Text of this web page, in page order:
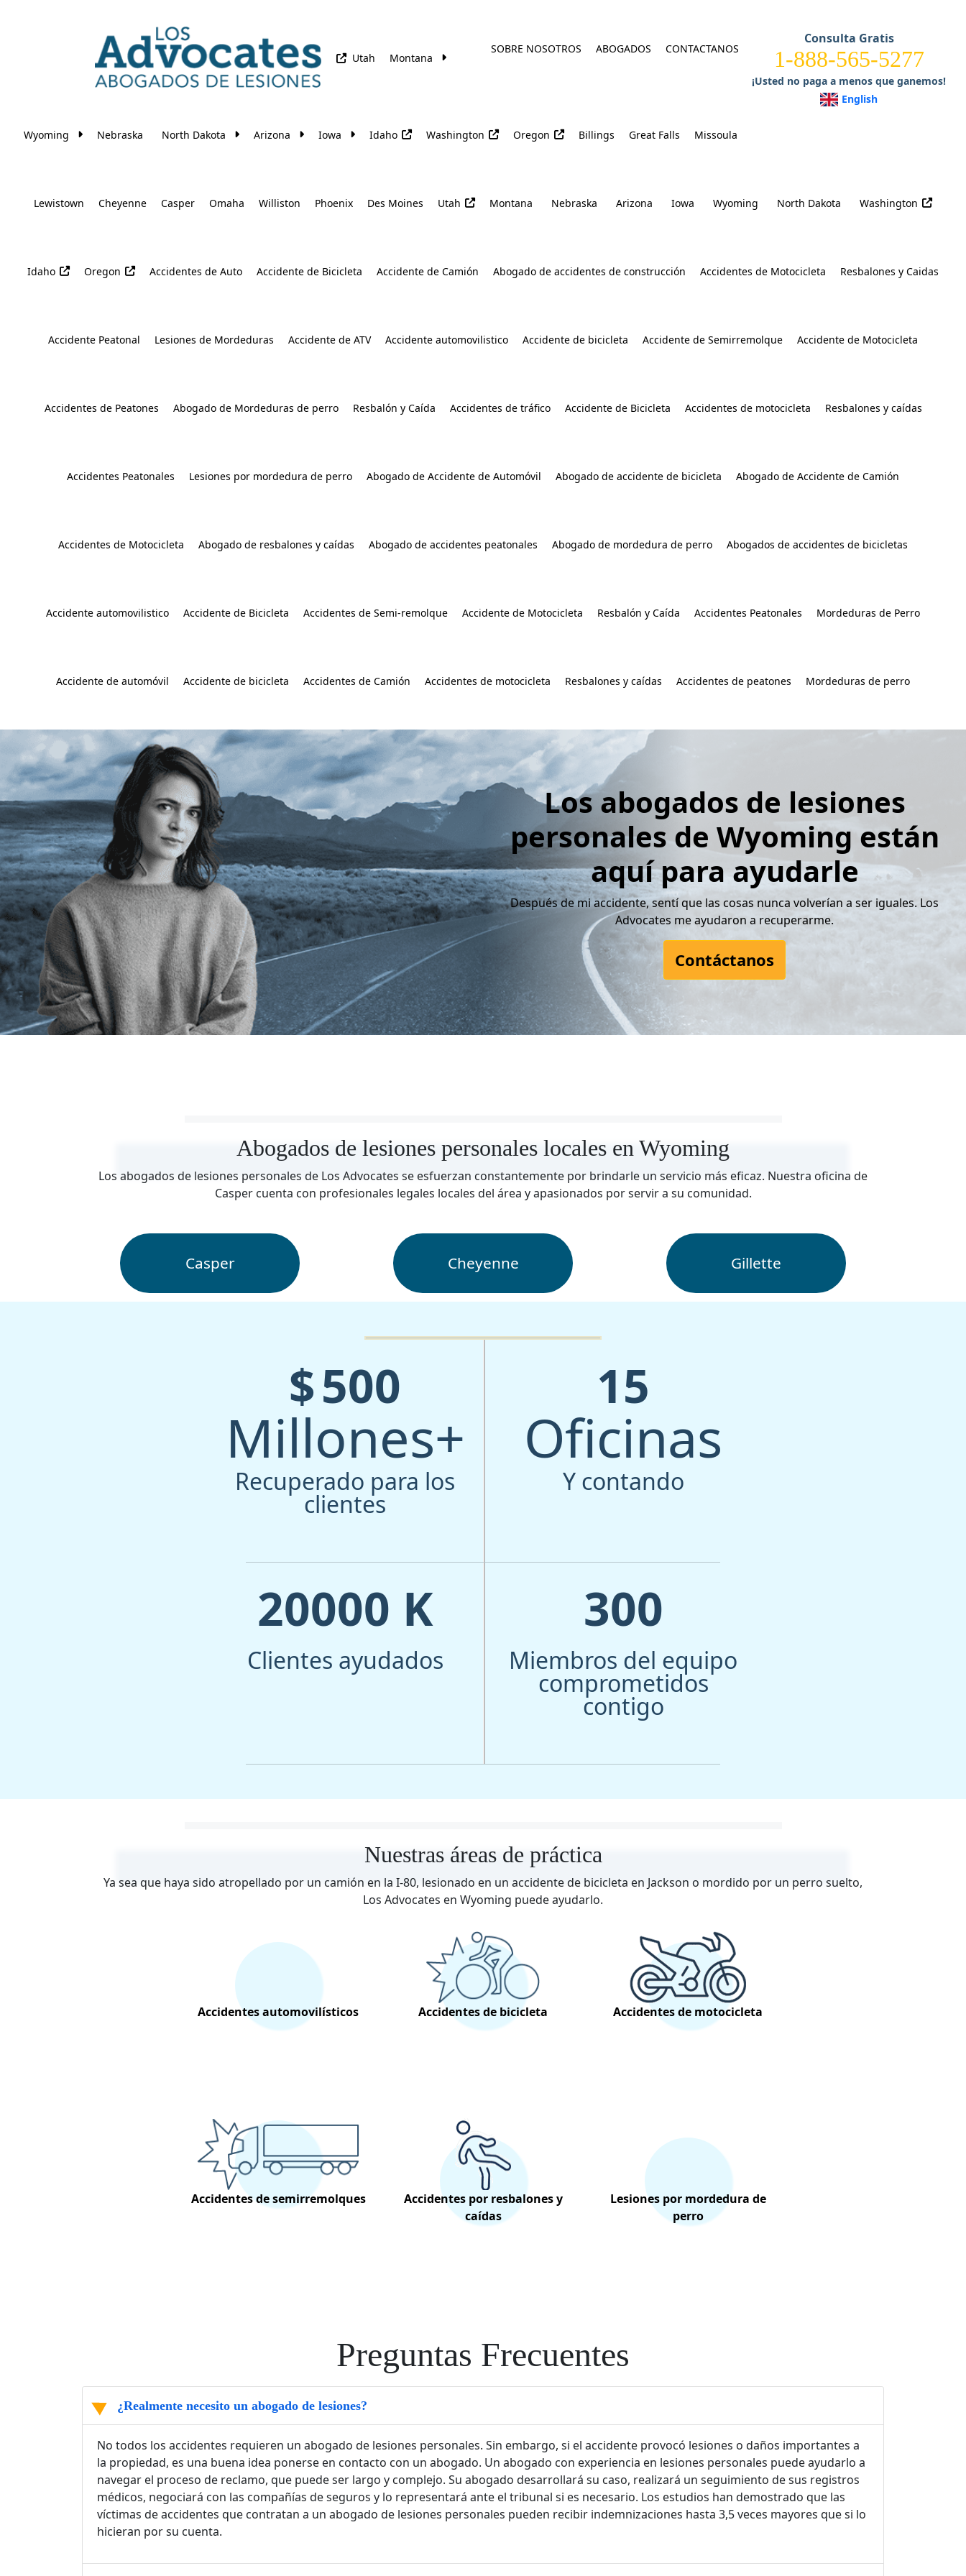
Consulta Gratis
1-888-565-5277
¡Usted no paga a menos que ganemos!
English
CONTACTANOS
ABOGADOS
SOBRE NOSOTROS
Utah Montana
Wyoming Nebraska North Dakota Arizona Iowa Idaho Washington Oregon Billings Great Falls Missoula
Lewistown Cheyenne Casper Omaha Williston Phoenix Des Moines Utah Montana Nebraska Arizona Iowa Wyoming North Dakota Washington
Idaho Oregon Accidentes de Auto Accidente de Bicicleta Accidente de Camión Abogado de accidentes de construcción Accidentes de Motocicleta Resbalones y Caidas
Accidente Peatonal Lesiones de Mordeduras Accidente de ATV Accidente automovilistico Accidente de bicicleta Accidente de Semirremolque Accidente de Motocicleta
Accidentes de Peatones Abogado de Mordeduras de perro Resbalón y Caída Accidentes de tráfico Accidente de Bicicleta Accidentes de motocicleta Resbalones y caídas
Accidentes Peatonales Lesiones por mordedura de perro Abogado de Accidente de Automóvil Abogado de accidente de bicicleta Abogado de Accidente de Camión
Accidentes de Motocicleta Abogado de resbalones y caídas Abogado de accidentes peatonales Abogado de mordedura de perro Abogados de accidentes de bicicletas
Accidente automovilistico Accidente de Bicicleta Accidentes de Semi-remolque Accidente de Motocicleta Resbalón y Caída Accidentes Peatonales Mordeduras de Perro
Accidente de automóvil Accidente de bicicleta Accidentes de Camión Accidentes de motocicleta Resbalones y caídas Accidentes de peatones Mordeduras de perro
Los abogados de lesiones
personales de Wyoming están
aquí para ayudarle
Después de mi accidente, sentí que las cosas nunca volverían a ser iguales. Los
Advocates me ayudaron a recuperarme.
Contáctanos
Abogados de lesiones personales locales en Wyoming
Los abogados de lesiones personales de Los Advocates se esfuerzan constantemente por brindarle un servicio más eficaz. Nuestra oficina de
Casper cuenta con profesionales legales locales del área y apasionados por servir a su comunidad.
Casper Cheyenne Gillette
$500
Millones+
Recuperado para los
clientes
15
Oficinas
Y contando
20000 K
Clientes ayudados
300
Miembros del equipo
comprometidos
contigo
Nuestras áreas de práctica
Ya sea que haya sido atropellado por un camión en la I-80, lesionado en un accidente de bicicleta en Jackson o mordido por un perro suelto,
Los Advocates en Wyoming puede ayudarlo.
Accidentes automovilísticos Accidentes de bicicleta Accidentes de motocicleta
Accidentes de semirremolques
Accidentes por resbalones y
caídas
Lesiones por mordedura de
perro
Preguntas Frecuentes
¿Realmente necesito un abogado de lesiones?
No todos los accidentes requieren un abogado de lesiones personales. Sin embargo, si el accidente provocó lesiones o daños importantes a
la propiedad, es una buena idea ponerse en contacto con un abogado. Un abogado con experiencia en lesiones personales puede ayudarlo a
navegar el proceso de reclamo, que puede ser largo y complejo. Su abogado desarrollará su caso, realizará un seguimiento de sus registros
médicos, negociará con las compañías de seguros y lo representará ante el tribunal si es necesario. Los estudios han demostrado que las
víctimas de accidentes que contratan a un abogado de lesiones personales pueden recibir indemnizaciones hasta 3,5 veces mayores que si lo
hicieran por su cuenta.